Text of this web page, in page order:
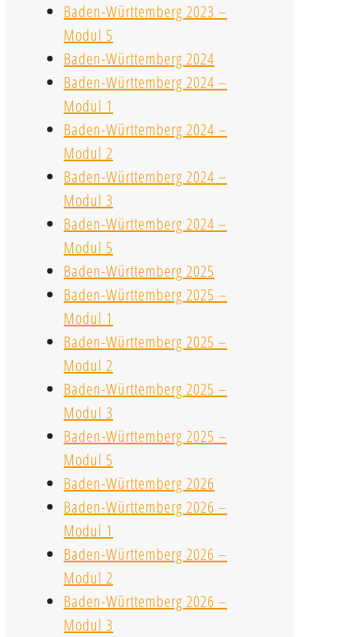
Baden-Württemberg 2023 –
Modul 5
Baden-Württemberg 2024
Baden-Württemberg 2024 –
Modul 1
Baden-Württemberg 2024 –
Modul 2
Baden-Württemberg 2024 –
Modul 3
Baden-Württemberg 2024 –
Modul 5
Baden-Württemberg 2025
Baden-Württemberg 2025 –
Modul 1
Baden-Württemberg 2025 –
Modul 2
Baden-Württemberg 2025 –
Modul 3
Baden-Württemberg 2025 –
Modul 5
Baden-Württemberg 2026
Baden-Württemberg 2026 –
Modul 1
Baden-Württemberg 2026 –
Modul 2
Baden-Württemberg 2026 –
Modul 3